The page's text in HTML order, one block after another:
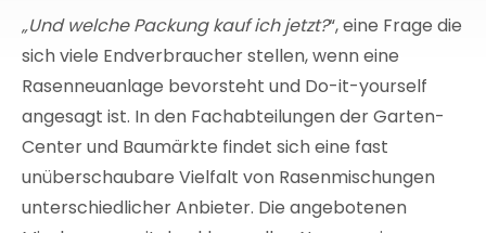
„Und welche Packung kauf ich jetzt?“, eine Frage die
sich viele Endverbraucher stellen, wenn eine
Rasenneuanlage bevorsteht und Do-it-yourself
angesagt ist. In den Fachabteilungen der Garten-
Center und Baumärkte findet sich eine fast
unüberschaubare Vielfalt von Rasenmischungen
unterschiedlicher Anbieter. Die angebotenen